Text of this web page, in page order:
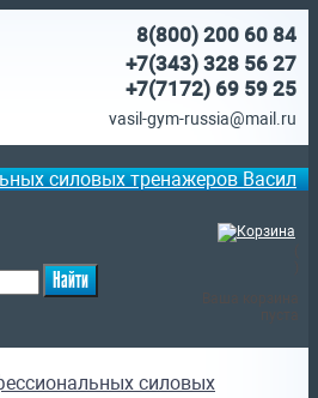
8(800) 200 60 84
+7(343) 328 56 27
+7(7172) 69 59 25
vasil-gym-russia@mail.ru
силовых тренажеров Васил
силовых